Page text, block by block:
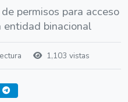
permisos para acceso
entidad binacional
1,103 vistas